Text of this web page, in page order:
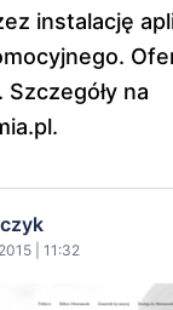
instalację
na
| 11:32